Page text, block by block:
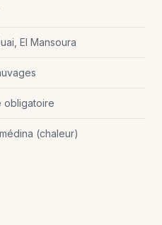
El Mansoura
obligatoire
(chaleur)